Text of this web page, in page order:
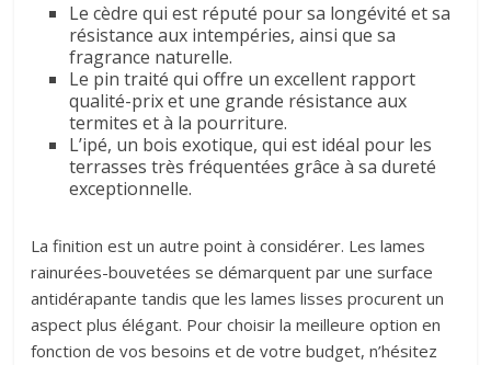
Le cèdre qui est réputé pour sa longévité et sa
résistance aux intempéries, ainsi que sa
fragrance naturelle.
Le pin traité qui offre un excellent rapport
qualité-prix et une grande résistance aux
termites et à la pourriture.
L’ipé, un bois exotique, qui est idéal pour les
terrasses très fréquentées grâce à sa dureté
exceptionnelle.
La finition est un autre point à considérer. Les lames
rainurées-bouvetées se démarquent par une surface
antidérapante tandis que les lames lisses procurent un
aspect plus élégant. Pour choisir la meilleure option en
fonction de vos besoins et de votre budget, n’hésitez